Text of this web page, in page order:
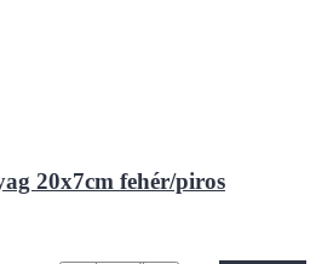
20x7cm fehér/piros